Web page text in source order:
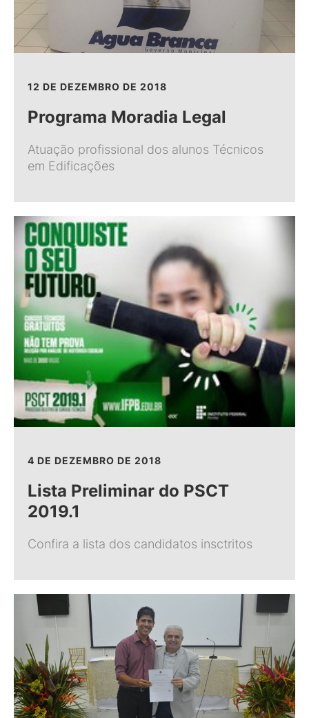
12 DE DEZEMBRO DE 2018
Programa Moradia Legal
Atuação profissional dos alunos Técnicos
em Edificações
4 DE DEZEMBRO DE 2018
Lista Preliminar do PSCT
2019.1
Confira a lista dos candidatos insctritos